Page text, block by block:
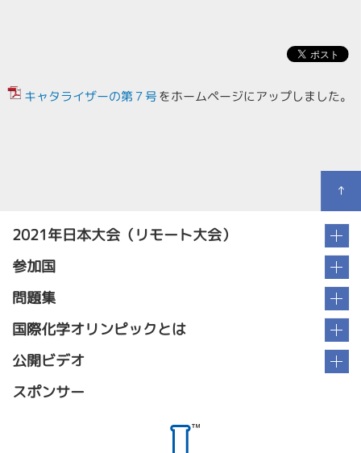
キャタライザーの第７号をホームページにアップしました。
↑
2021年日本大会（リモート大会）
参加国
問題集
国際化学オリンピックとは
公開ビデオ
スポンサー